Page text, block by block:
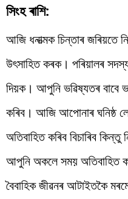
সিংহ ৰাশি:
আজি ধনাত্মক চিন্তাৰ জৰিয়তে
উৎসাহিত কৰক। পৰিয়ালৰ
দিয়ক। আপুনি ভৱিষ্যতৰ বাবে
কৰিব। আজি আপোনাৰ
অতিবাহিত কৰিব বিচাৰিব
আপুনি অকলে সময় অতিবাহিত
বৈবাহিক জীৱনৰ আটাইতকৈ